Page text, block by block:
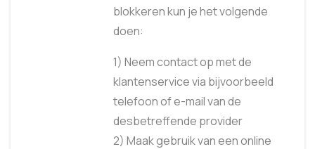
blokkeren kun je het volgende
doen:
1) Neem contact op met de
klantenservice via bijvoorbeeld
telefoon of e-mail van de
desbetreffende provider
2) Maak gebruik van een online